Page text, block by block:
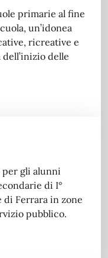
primarie al fine
un’idonea
ricreative e
delle
per gli alunni
di I°
di Ferrara in zone
pubblico.